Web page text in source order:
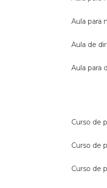
aula
aula de
aula
curso de
curso
curso